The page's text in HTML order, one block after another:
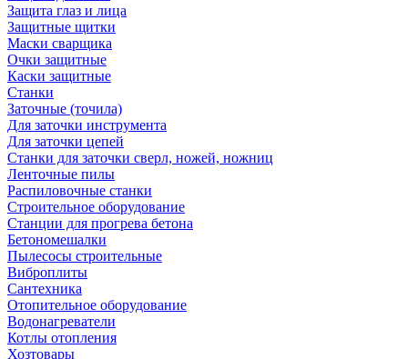
Защита глаз и лица
Защитные щитки
Маски сварщика
Очки защитные
Каски защитные
Станки
Заточные (точила)
Для заточки инструмента
Для заточки цепей
Станки для заточки сверл, ножей, ножниц
Ленточные пилы
Распиловочные станки
Строительное оборудование
Станции для прогрева бетона
Бетономешалки
Пылесосы строительные
Виброплиты
Сантехника
Отопительное оборудование
Водонагреватели
Котлы отопления
Хозтовары